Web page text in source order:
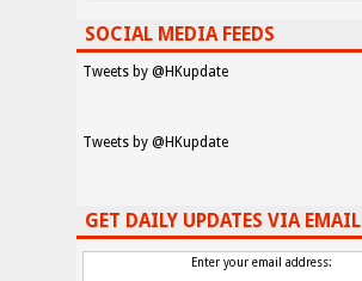
SOCIAL MEDIA FEEDS
Tweets by @HKupdate
Tweets by @HKupdate
GET DAILY UPDATES VIA EMAIL
Enter your email address: